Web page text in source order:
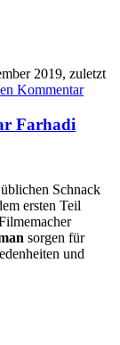
2019, zuletzt
Kommentar
Farhadi
Schnack
ersten Teil
sorgen für
und